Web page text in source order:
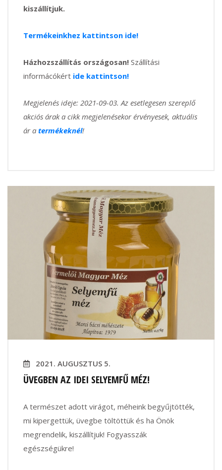
kiszállítjuk.
Termékeinkhez kattintson ide!
Házhozszállítás országosan! Szállítási
informácókért ide kattintson!
Megjelenés ideje: 2021-09-03. Az esetlegesen szereplő
akciós árak a cikk megjelenésekor érvényesek, aktuális
ár a termékeknél!
2021. AUGUSZTUS 5.
ÜVEGBEN AZ IDEI SELYEMFŰ MÉZ!
A természet adott virágot, méheink begyűjtötték,
mi kipergettük, üvegbe töltöttük és ha Önök
megrendelik, kiszállítjuk! Fogyasszák
egészségükre!